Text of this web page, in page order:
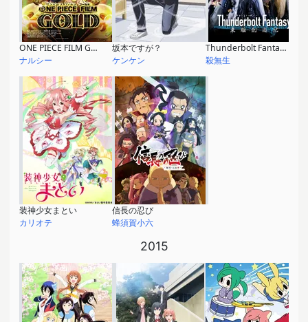
ONE PIECE FILM GOLD
ナルシー
坂本ですが？
ケンケン
Thunderbolt Fantasy 東離劍遊紀
殺無生
装神少女まとい
カリオテ
信長の忍び
蜂須賀小六
2015